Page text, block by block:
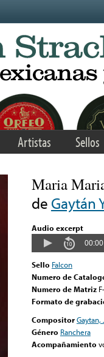
Artistas Sellos
Maria
de Gaytán
Audio excerpt
00:00
Sello Falcon
Numero de
Numero de Matriz
Formato de
CompositorGaytan,
Género Ranchera
Acompañamiento